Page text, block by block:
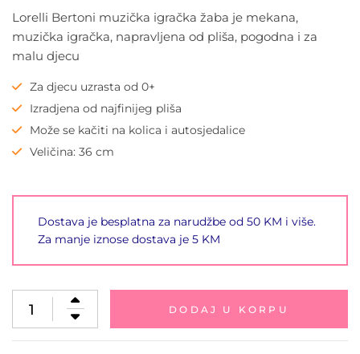
Lorelli Bertoni muzička igračka žaba je mekana,
muzička igračka, napravljena od pliša, pogodna i za
malu djecu
Za djecu uzrasta od 0+
Izradjena od najfinijeg pliša
Može se kačiti na kolica i autosjedalice
Veličina: 36 cm
Dostava je besplatna za narudžbe od 50 KM i više.
Za manje iznose dostava je 5 KM
DODAJ U KORPU